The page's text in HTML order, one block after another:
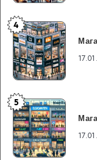
Кореи
Магазины
электроники
в
Эстонии
4
Магазины
электроники
в
Швеции
5